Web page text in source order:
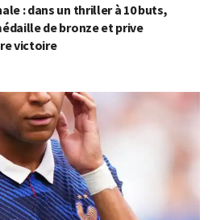
: dans un thriller à 10 buts,
de bronze et prive
victoire